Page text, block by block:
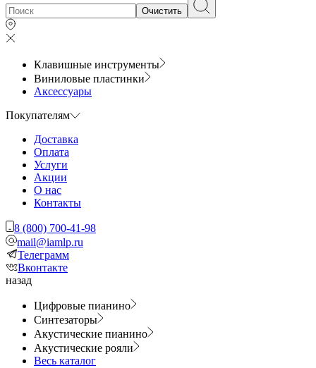
Очистить
Клавишные инструменты
Виниловые пластинки
Аксессуары
Покупателям
Доставка
Оплата
Услуги
Акции
О нас
Контакты
8 (800) 700-41-98
mail@iamlp.ru
Телеграмм
Вконтакте
назад
Цифровые пианино
Синтезаторы
Акустические пианино
Акустические рояли
Весь каталог